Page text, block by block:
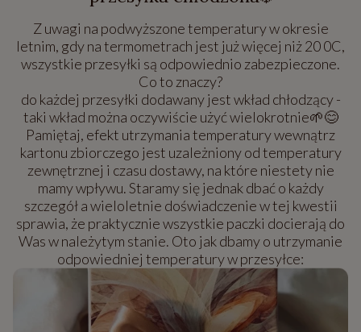
Z uwagi na podwyższone temperatury w okresie
letnim, gdy na termometrach jest już więcej niż 20 0C,
wszystkie przesyłki są odpowiednio zabezpieczone.
Co to znaczy?
do każdej przesyłki dodawany jest wkład chłodzący -
taki wkład można oczywiście użyć wielokrotnie🌱😊
Pamiętaj, efekt utrzymania temperatury wewnątrz
kartonu zbiorczego jest uzależniony od temperatury
zewnętrznej i czasu dostawy, na które niestety nie
mamy wpływu. Staramy się jednak dbać o każdy
szczegół a wieloletnie doświadczenie w tej kwestii
sprawia, że praktycznie wszystkie paczki docierają do
Was w należytym stanie. Oto jak dbamy o utrzymanie
odpowiedniej temperatury w przesyłce: